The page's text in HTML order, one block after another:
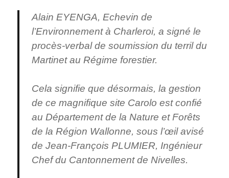
Alain EYENGA, Echevin de
l’Environnement à Charleroi, a signé le
procès-verbal de soumission du terril du
Martinet au Régime forestier.
Cela signifie que désormais, la gestion
de ce magnifique site Carolo est confié
au Département de la Nature et Forêts
de la Région Wallonne, sous l’œil avisé
de Jean-François PLUMIER, Ingénieur
Chef du Cantonnement de Nivelles.